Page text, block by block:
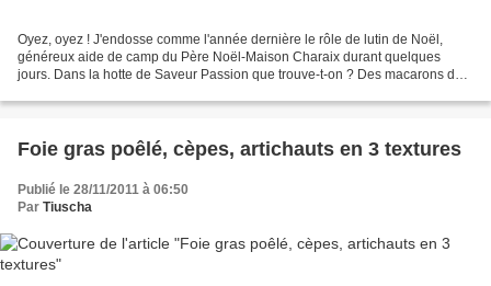
Oyez, oyez ! J'endosse comme l'année dernière le rôle de lutin de Noël,
généreux aide de camp du Père Noël-Maison Charaix durant quelques
jours. Dans la hotte de Saveur Passion que trouve-t-on ? Des macarons de
Foie gras poêlé, cèpes, artichauts en 3 textures
Publié le 28/11/2011 à 06:50
Par Tiuscha